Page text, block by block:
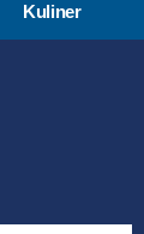
Kuliner